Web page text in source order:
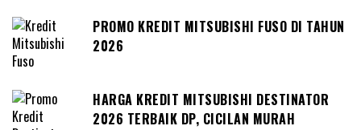
PROMO KREDIT MITSUBISHI FUSO DI TAHUN
2026
HARGA KREDIT MITSUBISHI DESTINATOR
2026 TERBAIK DP, CICILAN MURAH